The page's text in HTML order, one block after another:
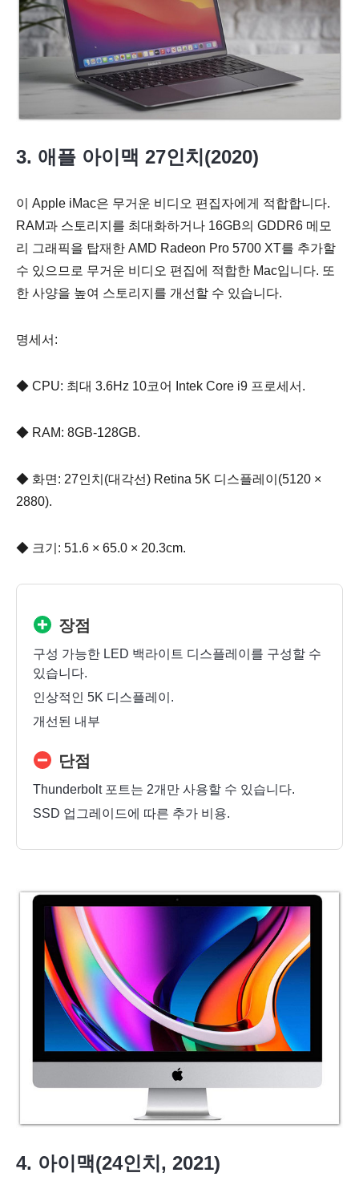
3. 애플 아이맥 27인치(2020)
이 Apple iMac은 무거운 비디오 편집자에게 적합합니다.
RAM과 스토리지를 최대화하거나 16GB의 GDDR6 메모
리 그래픽을 탑재한 AMD Radeon Pro 5700 XT를 추가할
수 있으므로 무거운 비디오 편집에 적합한 Mac입니다. 또
한 사양을 높여 스토리지를 개선할 수 있습니다.
명세서:
◆ CPU: 최대 3.6Hz 10코어 Intek Core i9 프로세서.
◆ RAM: 8GB-128GB.
◆ 화면: 27인치(대각선) Retina 5K 디스플레이(5120 ×
2880).
◆ 크기: 51.6 × 65.0 × 20.3cm.
장점
구성 가능한 LED 백라이트 디스플레이를 구성할 수
있습니다.
인상적인 5K 디스플레이.
개선된 내부
단점
Thunderbolt 포트는 2개만 사용할 수 있습니다.
SSD 업그레이드에 따른 추가 비용.
4. 아이맥(24인치, 2021)